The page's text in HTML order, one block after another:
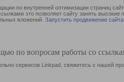
по внутренней оптимизации страниц
это позволяет сайту занять
вложений. Запустить продвижение сайта
по вопросам работы со
сервисов Linkpad, свяжитесь с нашей